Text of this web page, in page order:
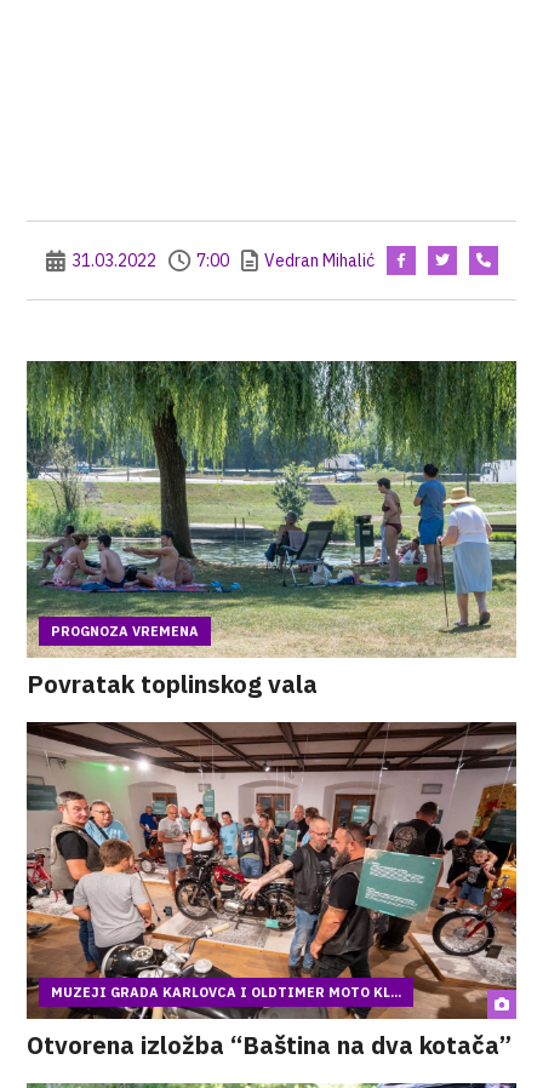
31.03.2022 7:00 Vedran Mihalić
PROGNOZA VREMENA
Povratak toplinskog vala
MUZEJI GRADA KARLOVCA I OLDTIMER MOTO KL...
Otvorena izložba “Baština na dva kotača”